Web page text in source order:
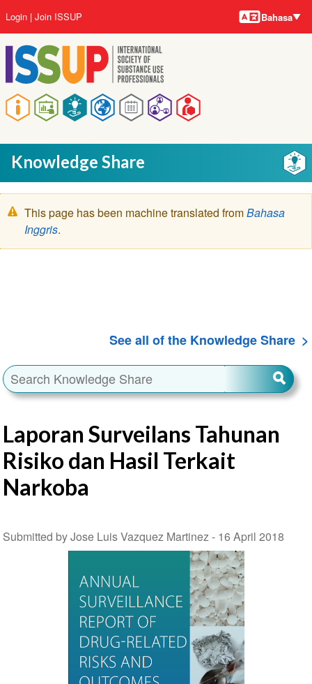
ke
isi
utama
Main
navigation
User
account
menu
Login Join ISSUP Bahasa-
bahasa
Bahasa
Knowledge Share
Pesan
peringatan
This page has been machine translated fromBahasa
Inggris.
See all of the Knowledge Share
Laporan Surveilans Tahunan
Risiko dan Hasil Terkait
Narkoba
Submitted by Jose Luis Vazquez Martinez - 16 April 2018